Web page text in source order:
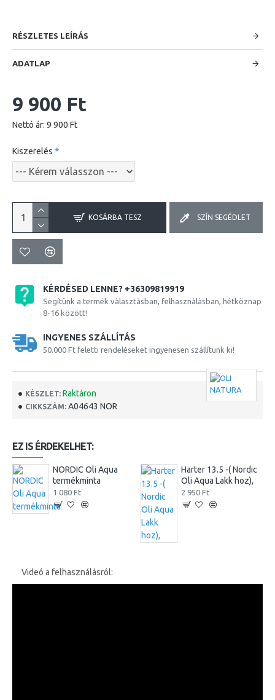
RÉSZLETES LEÍRÁS
ADATLAP
KÉRDÉSED LENNE? +36309819919
Segítünk a termék vàlasztàsban, felhasznàlàsban, hétköznap
8-16 között!
INGYENES SZÁLLÍTÁS
50.000 Ft feletti rendeléseket ingyenesen szállítunk ki!
KÉSZLET: Raktáron
CIKKSZÁM: A04643 NOR
9 900 Ft
Nettó ár: 9 900 Ft
Kiszerelés
KOSÁRBA TESZ SZÍN SEGÉDLET
EZ IS ÉRDEKELHET:
NORDIC Oli Aqua
termékminta
1 080 Ft
Harter 13.5 -( Nordic
Oli Aqua Lakk hoz),
2 950 Ft
Videó a felhasználásról: